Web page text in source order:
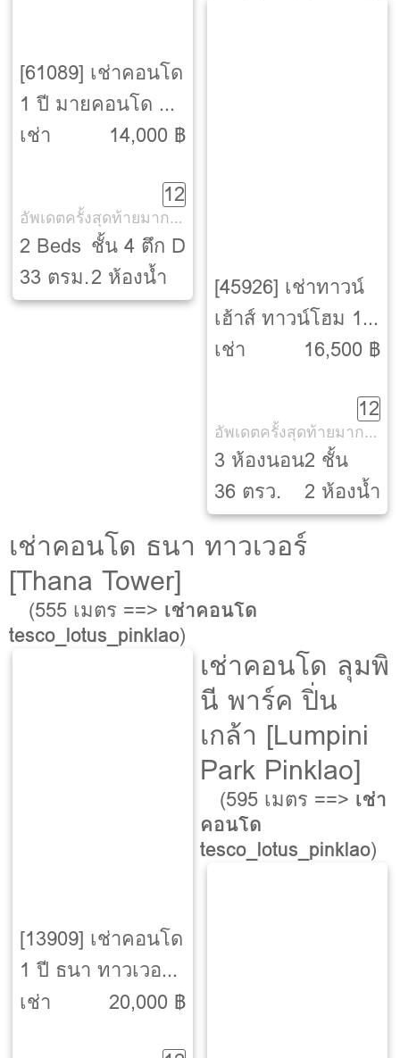
[61089] เช่าคอนโด
1 ปี มายคอนโด ปิ่น
เกล้า [My Condo
เช่า
14,000 ฿
12
อัพเดตครั้งสุดท้ายมากกว่า 30 วัน
2 Beds
33 ตรม.
ชั้น 4 ตึก D
2 ห้องน้ำ
[45926] เช่าทาวน์
เฮ้าส์ ทาวน์โฮม 1
ปี พันธ์ศักดิ์วิลล่า
เช่า
16,500 ฿
12
อัพเดตครั้งสุดท้ายมากกว่า 30 วัน
3 ห้องนอน
36 ตรว.
2 ชั้น
2 ห้องน้ำ
เช่าคอนโด ธนา ทาวเวอร์
[Thana Tower]
(555 เมตร ==> เช่าคอนโด
tesco_lotus_pinklao)
[13909] เช่าคอนโด
1 ปี ธนา ทาวเวอร์
[Thana Tower]
เช่า
20,000 ฿
เช่าคอนโด ลุมพิ
นี พาร์ค ปิ่น
เกล้า [Lumpini
Park Pinklao]
(595 เมตร ==> เช่า
คอนโด
tesco_lotus_pinklao)